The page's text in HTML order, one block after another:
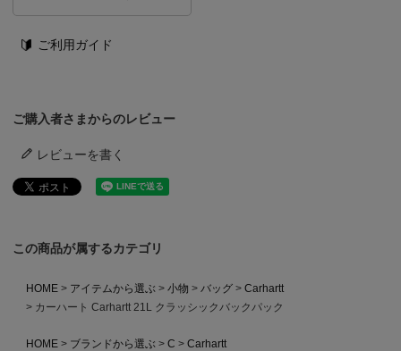
ご利用ガイド
ご購入者さまからのレビュー
レビューを書く
この商品が属するカテゴリ
HOME アイテムから選ぶ 小物 バッグ
Carhartt
カーハート Carhartt 21L クラッシックバックパック
HOME ブランドから選ぶ C
Carhartt